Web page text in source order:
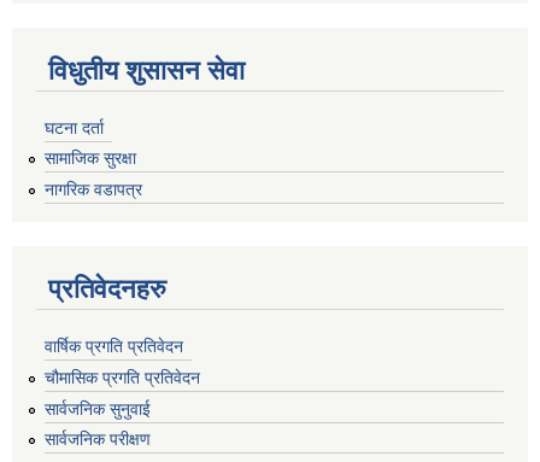
विधुतीय शुसासन सेवा
घटना दर्ता
सामाजिक सुरक्षा
नागरिक वडापत्र
प्रतिवेदनहरु
वार्षिक प्रगति प्रतिवेदन
चौमासिक प्रगति प्रतिवेदन
सार्वजनिक सुनुवाई
सार्वजनिक परीक्षण